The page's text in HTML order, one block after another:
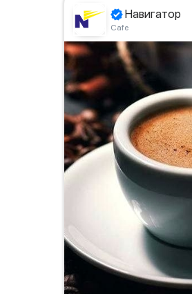
Навигатор
Сafe